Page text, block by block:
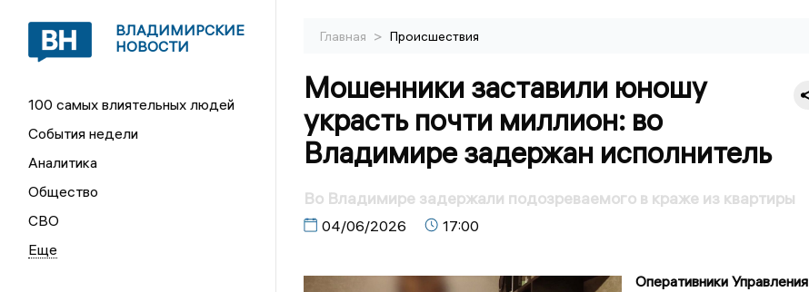
ВЛАДИМИРСКИЕ
НОВОСТИ
100 самых влиятельных людей
События недели
Аналитика
Общество
СВО
Главная > Происшествия
Мошенники заставили юношу
украсть почти миллион: во
Владимире задержан исполнитель
Во Владимире задержали подозреваемого в краже из квартиры
04/06/2026 17:00
Оперативники Управления